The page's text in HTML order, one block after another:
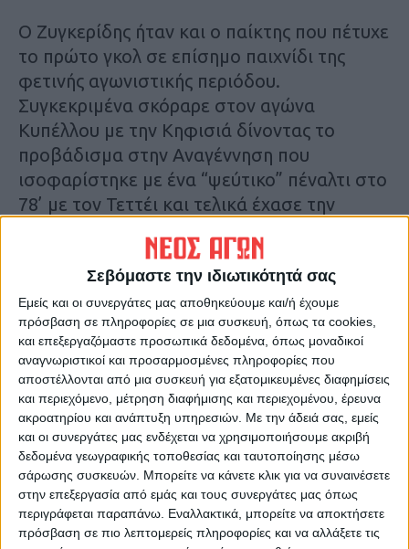
Σεβόμαστε την ιδιωτικότητά σας
Εμείς και οι συνεργάτες μας αποθηκεύουμε και/ή έχουμε
πρόσβαση σε πληροφορίες σε μια συσκευή, όπως τα cookies,
και επεξεργαζόμαστε προσωπικά δεδομένα, όπως μοναδικοί
αναγνωριστικοί και προσαρμοσμένες πληροφορίες που
αποστέλλονται από μια συσκευή για εξατομικευμένες διαφημίσεις
και περιεχόμενο, μέτρηση διαφήμισης και περιεχομένου, έρευνα
ακροατηρίου και ανάπτυξη υπηρεσιών. Με την άδειά σας, εμείς
και οι συνεργάτες μας ενδέχεται να χρησιμοποιήσουμε ακριβή
δεδομένα γεωγραφικής τοποθεσίας και ταυτοποίησης μέσω
σάρωσης συσκευών. Μπορείτε να κάνετε κλικ για να συναινέσετε
στην επεξεργασία από εμάς και τους συνεργάτες μας όπως
περιγράφεται παραπάνω. Εναλλακτικά, μπορείτε να αποκτήσετε
πρόσβαση σε πιο λεπτομερείς πληροφορίες και να αλλάξετε τις
Ο Ζυγκερίδης ήταν και ο παίκτης που πέτυχε
το πρώτο γκολ σε επίσημο παιχνίδι της
φετινής αγωνιστικής περιόδου.
Συγκεκριμένα σκόραρε στον αγώνα
Κυπέλλου με την Κηφισιά δίνοντας το
προβάδισμα στην Αναγέννηση που
ισοφαρίστηκε με ένα “ψεύτικο” πέναλτι στο
78’ με τον Τεττέι και τελικά έχασε την
ρουλέτα” των πέναλτι.
•Η ΦΩΤΟ από το παιχνίδι της
Αναγέννησης με την Κηφισιά.
Τελευταίες Ειδήσεις Σήμερα
Ακολούθησε την εφημερίδα ΝΕΟΣ
ΑΓΩΝ στο Google News!
Όλες οι εξελίξεις στην περιοχή της
Καρδίτσας και ευρύτερα της Θεσσαλίας